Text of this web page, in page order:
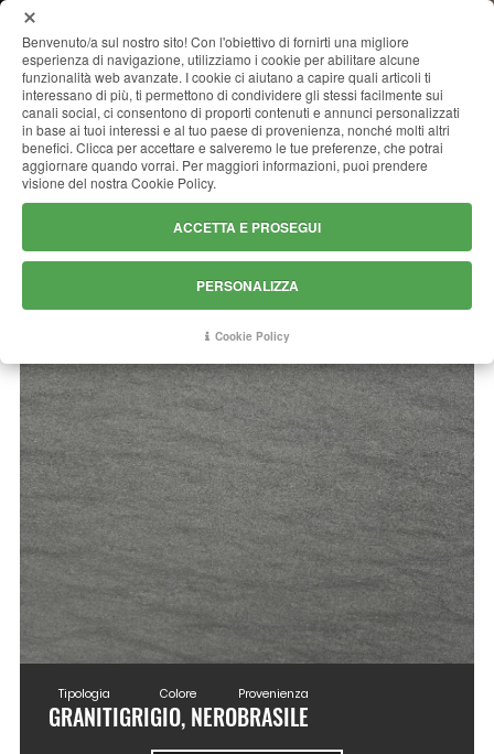
ANTRACITE BLACK (CARBON
GREY)
Tipologia
GRANITI
Colore
GRIGIO, NERO
Provenienza
BRASILE
Benvenuto/a sul nostro sito! Con l'obiettivo di fornirti una migliore
esperienza di navigazione, utilizziamo i cookie per abilitare alcune
funzionalità web avanzate. I cookie ci aiutano a capire quali articoli ti
interessano di più, ti permettono di condividere gli stessi facilmente sui
canali social, ci consentono di proporti contenuti e annunci personalizzati
in base ai tuoi interessi e al tuo paese di provenienza, nonché molti altri
benefici. Clicca per accettare e salveremo le tue preferenze, che potrai
aggiornare quando vorrai. Per maggiori informazioni, puoi prendere
visione del nostra Cookie Policy.
ACCETTA E PROSEGUI
PERSONALIZZA
Cookie Policy